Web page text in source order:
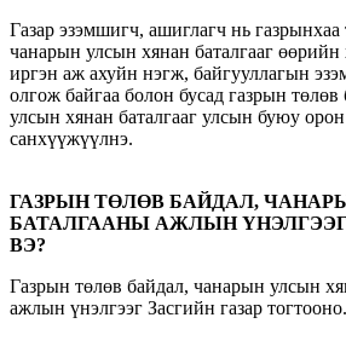
Газар эзэмшигч, ашиглагч нь газрынхаа
чанарын улсын хянан баталгааг өөрийн
иргэн аж ахуйн нэгж, байгууллагын
олгож байгаа болон бусад газрын
улсын хянан баталгааг улсын буюу
санхүүжүүлнэ.
ГАЗРЫН ТӨЛӨВ БАЙДАЛ,
БАТАЛГААНЫ АЖЛЫН
ВЭ?
Газрын төлөв байдал, чанарын улсын
ажлын үнэлгээг Засгийн газар тогтооно.